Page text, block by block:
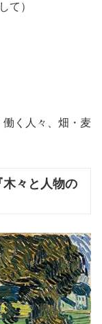
て）
働く人々、畑・麦
々と人物の